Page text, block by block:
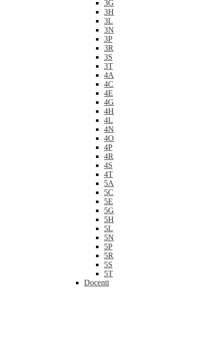
3G
3H
3L
3N
3P
3R
3S
3T
4A
4C
4E
4G
4H
4L
4N
4O
4P
4R
4S
4T
5A
5C
5E
5G
5H
5L
5N
5P
5R
5S
5T
Docenti